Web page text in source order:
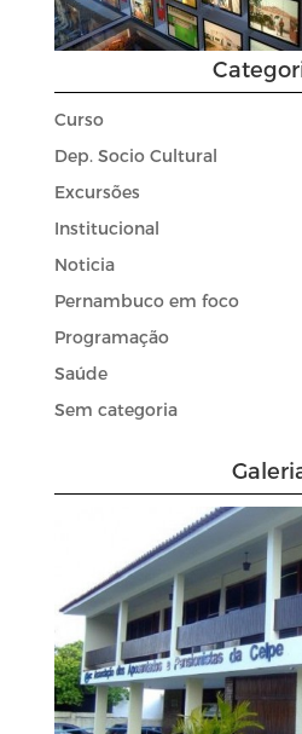
Curso
Dep. Socio Cultural
Excursões
Institucional
Noticia
Pernambuco em foco
Programação
Saúde
Sem categoria